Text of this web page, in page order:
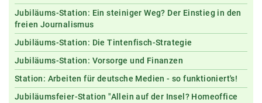
Jubiläums-Station: Ein steiniger Weg? Der Einstieg in den
freien Journalismus
Jubiläums-Station: Die Tintenfisch-Strategie
Jubiläums-Station: Vorsorge und Finanzen
Station: Arbeiten für deutsche Medien - so funktioniert's!
Jubiläumsfeier-Station "Allein auf der Insel? Homeoffice